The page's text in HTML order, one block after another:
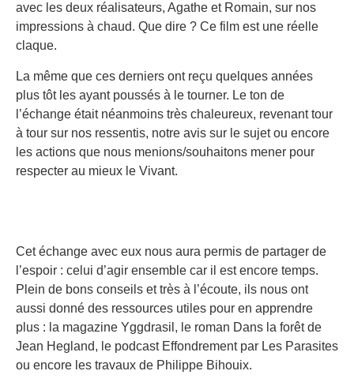
avec les deux réalisateurs, Agathe et Romain, sur nos
impressions à chaud. Que dire ? Ce film est une réelle
claque.
La même que ces derniers ont reçu quelques années
plus tôt les ayant poussés à le tourner. Le ton de
l’échange était néanmoins très chaleureux, revenant tour
à tour sur nos ressentis, notre avis sur le sujet ou encore
les actions que nous menions/souhaitons mener pour
respecter au mieux le Vivant.
Cet échange avec eux nous aura permis de partager de
l’espoir : celui d’agir ensemble car il est encore temps.
Plein de bons conseils et très à l’écoute, ils nous ont
aussi donné des ressources utiles pour en apprendre
plus : la magazine Yggdrasil, le roman Dans la forêt de
Jean Hegland, le podcast Effondrement par Les Parasites
ou encore les travaux de Philippe Bihouix.